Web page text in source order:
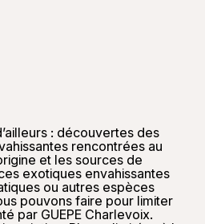
: découvertes des
rencontrées au
et les sources de
exotiques envahissantes
ou autres espèces
pouvons faire pour limiter
par GUEPE Charlevoix.